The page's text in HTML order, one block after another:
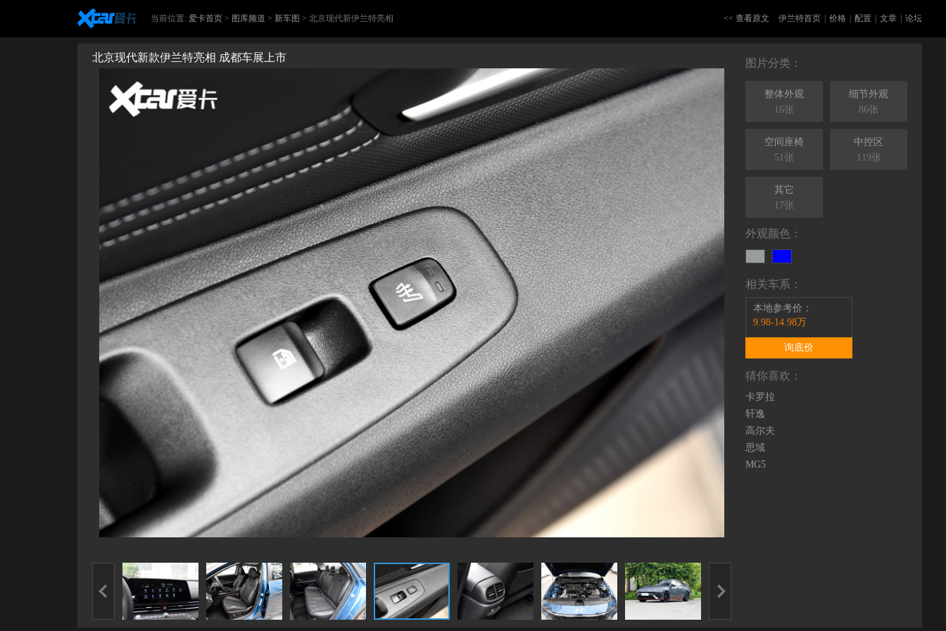
当前位置: 爱卡首页 > 图库频道 > 新车图 > 北京现代新伊兰特亮相 << 查看原文 伊兰特首页 价格 配置 文章 论坛
北京现代新款伊兰特亮相 成都车展上市 图片分类：
整体外观
16张
细节外观
86张
空间座椅
51张
中控区
119张
其它
17张
外观颜色：
相关车系：
本地参考价：
9.98-14.98万
询底价
猜你喜欢：
卡罗拉
轩逸
高尔夫
思域
MG5